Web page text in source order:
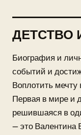
ДЕТСТВО
Биография и
событий и
Воплотить мечту
Первая в мире и
решившаяся в
— это Валентина